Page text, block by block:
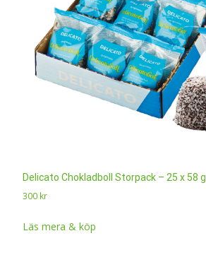
Delicato Chokladboll Storpack – 25 x 58 g
300 kr
Läs mera & köp